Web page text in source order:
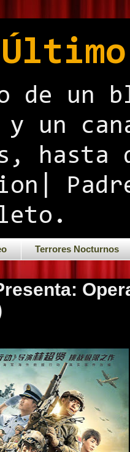
de un
y un
hasta
Terrores Nocturnos